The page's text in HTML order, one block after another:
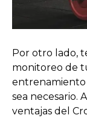
Por otro lado,
monitoreo de
entrenamiento
sea necesario.
ventajas del